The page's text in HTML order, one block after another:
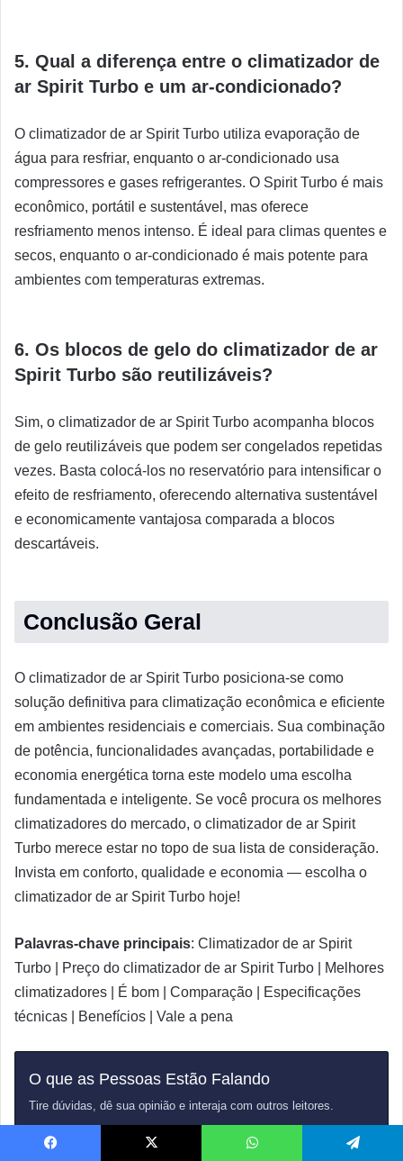
5. Qual a diferença entre o climatizador de
ar Spirit Turbo e um ar-condicionado?
O climatizador de ar Spirit Turbo utiliza evaporação de
água para resfriar, enquanto o ar-condicionado usa
compressores e gases refrigerantes. O Spirit Turbo é mais
econômico, portátil e sustentável, mas oferece
resfriamento menos intenso. É ideal para climas quentes e
secos, enquanto o ar-condicionado é mais potente para
ambientes com temperaturas extremas.
6. Os blocos de gelo do climatizador de ar
Spirit Turbo são reutilizáveis?
Sim, o climatizador de ar Spirit Turbo acompanha blocos
de gelo reutilizáveis que podem ser congelados repetidas
vezes. Basta colocá-los no reservatório para intensificar o
efeito de resfriamento, oferecendo alternativa sustentável
e economicamente vantajosa comparada a blocos
descartáveis.
Conclusão Geral
O climatizador de ar Spirit Turbo posiciona-se como
solução definitiva para climatização econômica e eficiente
em ambientes residenciais e comerciais. Sua combinação
de potência, funcionalidades avançadas, portabilidade e
economia energética torna este modelo uma escolha
fundamentada e inteligente. Se você procura os melhores
climatizadores do mercado, o climatizador de ar Spirit
Turbo merece estar no topo de sua lista de consideração.
Invista em conforto, qualidade e economia — escolha o
climatizador de ar Spirit Turbo hoje!
Palavras-chave principais: Climatizador de ar Spirit
Turbo | Preço do climatizador de ar Spirit Turbo | Melhores
climatizadores | É bom | Comparação | Especificações
técnicas | Benefícios | Vale a pena
O que as Pessoas Estão Falando
Tire dúvidas, dê sua opinião e interaja com outros leitores.